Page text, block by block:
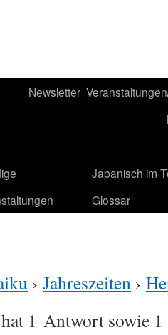
Newsletter Veranstaltungen
Japanisch im
Glossar
› Jahreszeiten ›
1 Antwort sowie